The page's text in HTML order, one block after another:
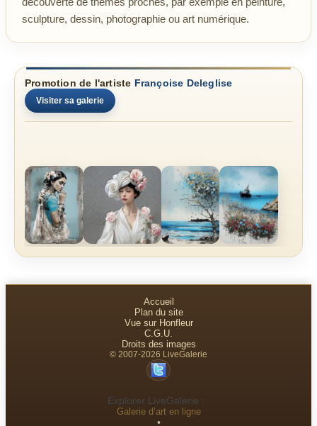
sculpture, dessin, photographie ou art numérique.
Promotion de l'artiste Françoise Deleglise
Visiter sa galerie
Accueil
Plan du site
Vue sur Honfleur
C.G.U.
Droits des images
© 2007-2026 LiveGalerie
Explorer LiveGalerie :
Galerie d’art en ligne
•